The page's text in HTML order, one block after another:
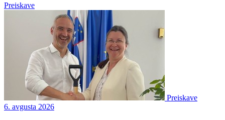
Preiskave
Preiskave
6. avgusta 2026